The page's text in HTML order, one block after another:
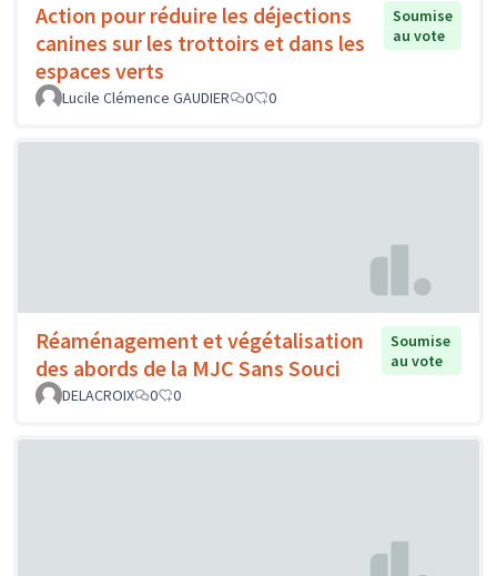
Action pour réduire les déjections
canines sur les trottoirs et dans les
espaces verts
Soumise
au vote
Lucile Clémence GAUDIER 0 0
Réaménagement et végétalisation
des abords de la MJC Sans Souci
Soumise
au vote
DELACROIX
0 0